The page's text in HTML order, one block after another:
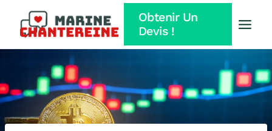
contenu
Obtenir Un
Devis !